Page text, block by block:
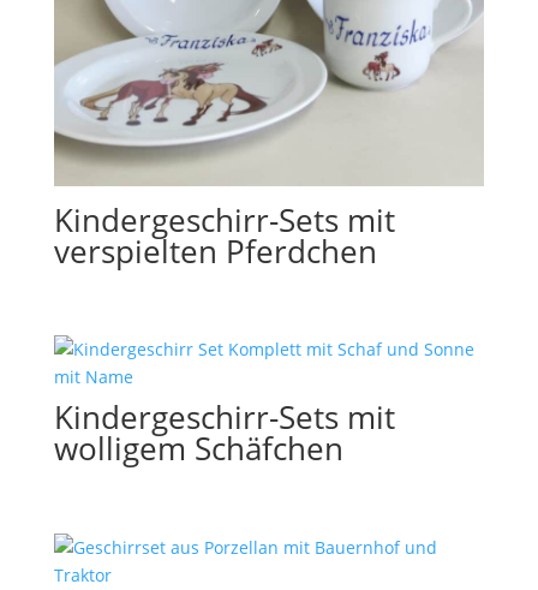
Kindergeschirr-Sets mit
verspielten Pferdchen
Kindergeschirr-Sets mit
wolligem Schäfchen